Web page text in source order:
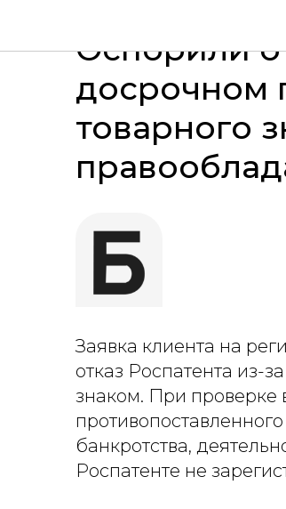
Оспорили
досрочном
товарного
Заявка клиента на
отказ Роспатента из-
знаком. При проверке
банкротства,
Роспатенте не